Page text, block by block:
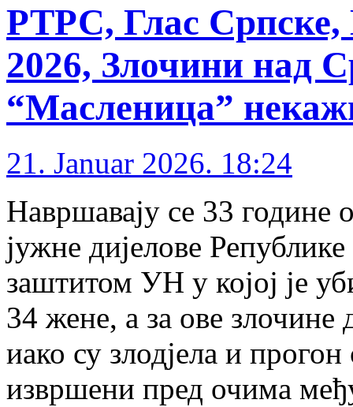
РТРС, Глас
2026, Злочини над
“Масленица”
21. Januar 2026. 18:24
Навршавају се 33 године
јужне дијелове
заштитом УН у којој је
34 жене, а за ове злочине
иако су злодјела и
извршени пред очима